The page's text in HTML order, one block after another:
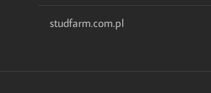
studfarm.com.pl